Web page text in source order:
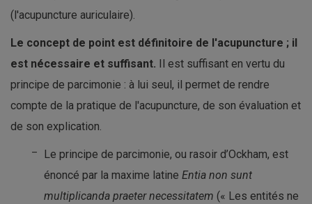
(l'acupuncture auriculaire).
Le concept de point est définitoire de l'acupuncture ; il
est nécessaire et suffisant. Il est suffisant en vertu du
principe de parcimonie : à lui seul, il permet de rendre
compte de la pratique de l'acupuncture, de son évaluation et
de son explication.
Le principe de parcimonie, ou rasoir d’Ockham, est
énoncé par la maxime latine Entia non sunt
multiplicanda praeter necessitatem (« Les entités ne